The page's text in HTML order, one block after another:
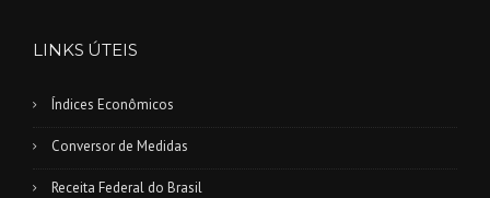
LINKS ÚTEIS
Índices Econômicos
Conversor de Medidas
Receita Federal do Brasil